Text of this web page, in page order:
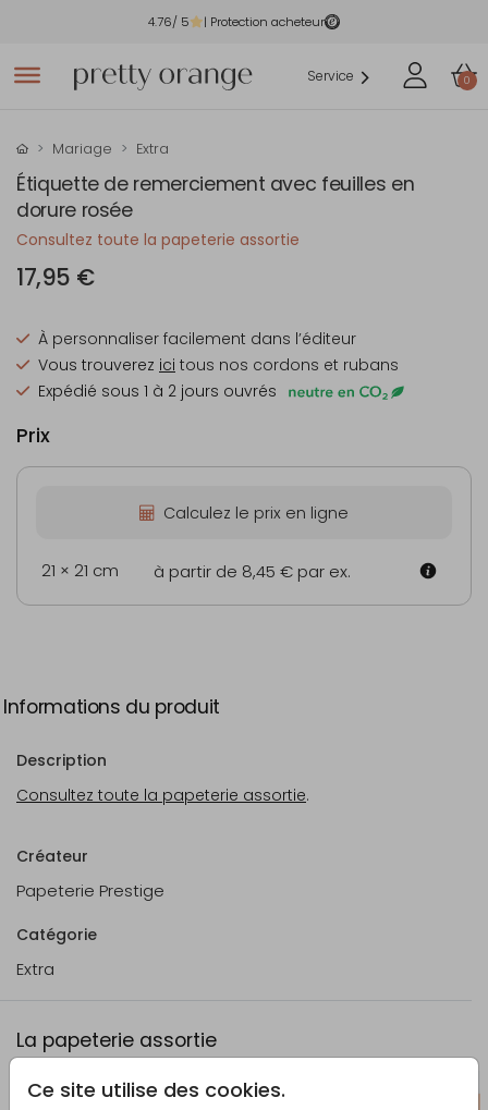
4.76/ 5 | Protection acheteur
Service 0
Ce site utilise des cookies.
Mariage Extra
Étiquette de remerciement avec feuilles en
dorure rosée
Consultez toute la papeterie assortie
17,95 €
À personnaliser facilement dans l’éditeur
Vous trouverez ici tous nos cordons et rubans
Expédié sous 1 à 2 jours ouvrés
Prix
Calculez le prix en ligne
21 × 21 cm à partir de 8,45 € par ex.
Informations du produit
Description
Consultez toute la papeterie assortie.
Créateur
Papeterie Prestige
Catégorie
Extra
La papeterie assortie
Autocollant